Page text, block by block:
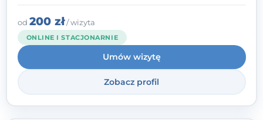
Gliwicach oraz online, po polsku i po
angielsku.
od 200 zł/ wizyta
ONLINE I STACJONARNIE
Umów wizytę
Zobacz profil